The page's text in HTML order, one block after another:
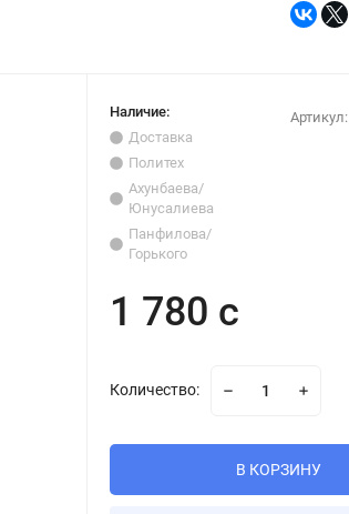
Наличие:
Доставка
Политех
Ахунбаева/
Юнусалиева
Панфилова/
Горького
Артикул:
1 780 с
Количество:
В КОРЗИНУ